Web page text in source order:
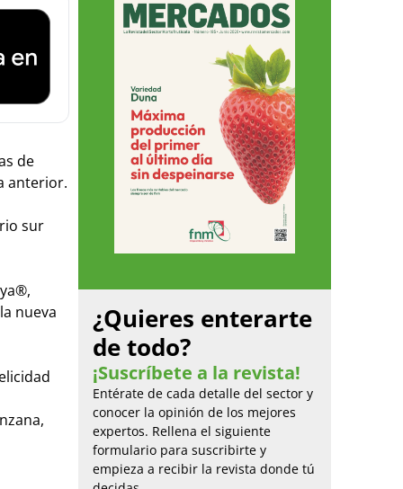
de
anterior.
sur
nueva
¿Quieres enterarte
de todo?
¡Suscríbete a la revista!
Entérate de cada detalle del sector y
conocer la opinión de los mejores
expertos. Rellena el siguiente
formulario para suscribirte y
empieza a recibir la revista donde tú